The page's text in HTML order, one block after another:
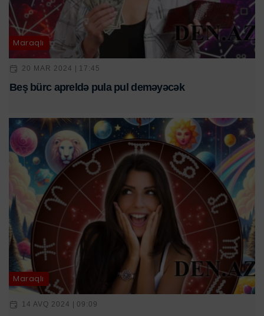
Maraqlı
20 MAR 2024 | 17:45
Beş bürc apreldə pula pul deməyəcək
Maraqlı
14 AVQ 2024 | 09:09